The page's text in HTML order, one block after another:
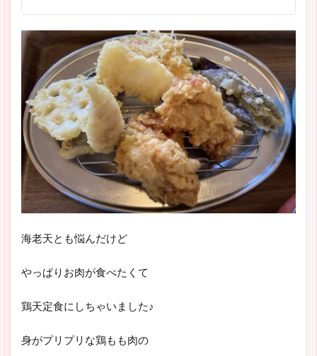
海老天とも悩んだけど
やっぱりお肉が食べたくて
鶏天定食にしちゃいました♪
身がプリプリな鶏もも肉の